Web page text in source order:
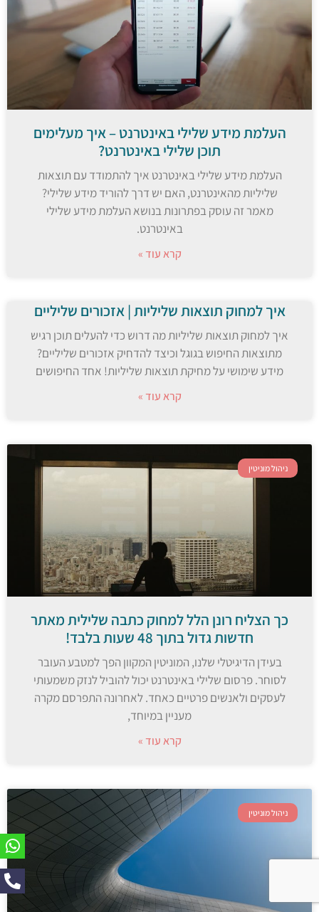
העלמת מידע שלילי באינטרנט – איך מעלימים
תוכן שלילי באינטרנט?
העלמת מידע שלילי באינטרנט איך להתמודד עם תוצאות
שליליות מהאינטרנט, האם יש דרך להוריד מידע שלילי?
מאמר זה עוסק בפתרונות בנושא העלמת מידע שלילי
באינטרנט.
קרא עוד »
איך למחוק תוצאות שליליות | אזכורים שליליים
איך למחוק תוצאות שליליות מה דרוש כדי להעלים תוכן רגיש
מתוצאות החיפוש בגוגל וכיצד להדחיק אזכורים שליליים?
מידע שימושי על מחיקת תוצאות שליליות! אחד החיפושים
קרא עוד »
ניהול מוניטין
כך הצליח רונן הלל למחוק כתבה שלילית מאתר
חדשות גדול בתוך 48 שעות בלבד!
בעידן הדיגיטלי שלנו, המוניטין המקוון הפך למטבע העובר
לסוחר. פרסום שלילי באינטרנט יכול להוביל לנזק משמעותי
לעסקים ולאנשים פרטיים כאחד. לאחרונה התפרסם מקרה
מעניין במיוחד,
קרא עוד »
ניהול מוניטין